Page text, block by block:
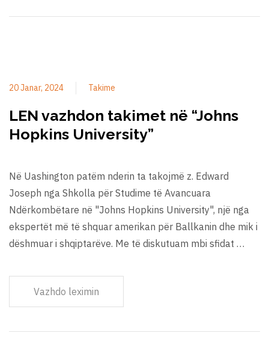
20 Janar, 2024 Takime
LEN vazhdon takimet në “Johns
Hopkins University”
Në Uashington patëm nderin ta takojmë z. Edward
Joseph nga Shkolla për Studime të Avancuara
Ndërkombëtare në "Johns Hopkins University", një nga
ekspertët më të shquar amerikan për Ballkanin dhe mik i
dëshmuar i shqiptarëve. Me të diskutuam mbi sfidat …
Vazhdo leximin